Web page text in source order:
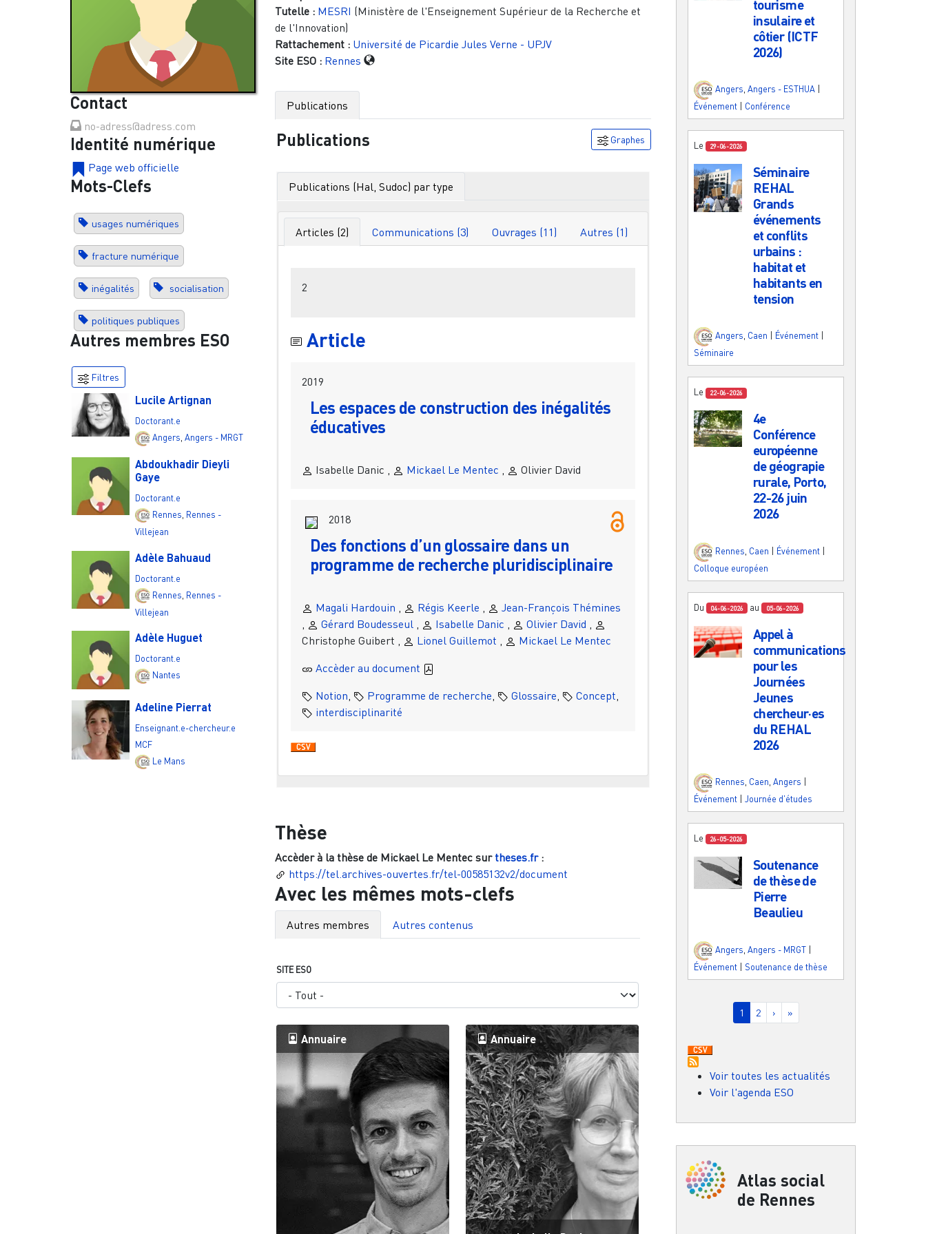
Contact
no-adress@adress.com
Identité numérique
Page web officielle
Mots-Clefs
usages numériques
fracture numérique
inégalités socialisation
politiques publiques
Autres membres ESO
Filtres
Lucile Artignan
Doctorant.e
Angers ,Angers - MRGT
Abdoukhadir Dieyli
Gaye
Doctorant.e
Rennes Rennes -
Villejean
Adèle Bahuaud
Doctorant.e
Rennes Rennes -
Villejean
Adèle Huguet
Doctorant.e
Nantes
Adeline Pierrat
Enseignant.e-chercheur.e
MCF
Le Mans
Tutelle : MESRI (Ministère de l'Enseignement Supérieur de la Recherche et
de l'Innovation)
Rattachement : Université de Picardie Jules Verne - UPJV
Site ESO : Rennes
Publications
Publications Graphes
Publications (Hal, Sudoc) par type
Articles (2) Communications (3) Ouvrages (11) Autres (1)
2
Article
2019
Les espaces de construction des inégalités
éducatives
Isabelle Danic , Mickael Le Mentec Olivier David
2018
Des fonctions d’un glossaire dans un
programme de recherche pluridisciplinaire
Magali Hardouin Régis Keerle
Jean-François Thémines
Gérard Boudesseul Isabelle Danic Olivier David
Christophe Guibert ,
Lionel Guillemot
Mickael Le Mentec
Accèder au document
Notion
Programme de recherche Glossaire Concept
interdisciplinarité
Thèse
Accèder à la thèse de Mickael Le Mentecsurtheses.fr:
https://tel.archives-ouvertes.fr/tel-00585132v2/document
Avec les mêmes mots-clefs
Autres membres Autres contenus
SITE ESO
Annuaire Annuaire
tourisme
insulaire et
côtier (ICTF
2026)
Angers Angers - ESTHUA
Événement
Conférence
Le 29-06-2026
Séminaire
REHAL
Grands
événements
et conflits
urbains :
habitat et
habitants en
tension
Angers, Caen Événement
Séminaire
Le 22-06-2026
4e
Conférence
européenne
de géograpie
rurale, Porto,
22-26 juin
2026
Rennes Caen Événement
Colloque européen
Du 04-06-2026 au 05-06-2026
Appel à
communications
pour les
Journées
Jeunes
chercheur·es
du REHAL
2026
Rennes, Caen, Angers
Événement
Journée d'études
Le 26-05-2026
Soutenance
de thèse de
Pierre
Beaulieu
Angers Angers - MRGT
Événement | Soutenance de thèse
Pagination
Page courante
1 Page
2 Page suivante
› Dernière page
»
Voir toutes les actualités
Voir l'agenda ESO
Atlas social
de Rennes